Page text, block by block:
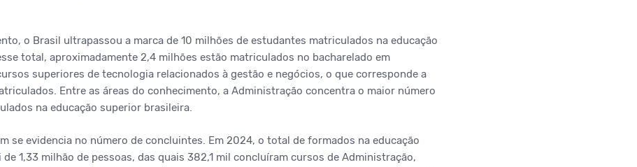
o Brasil ultrapassou a marca de 10 milhões de estudantes matriculados na educação
total, aproximadamente 2,4 milhões estão matriculados no bacharelado em
superiores de tecnologia relacionados à gestão e negócios, o que corresponde a
Entre as áreas do conhecimento, a Administração concentra o maior número
na educação superior brasileira.
se evidencia no número de concluintes. Em 2024, o total de formados na educação
1,33 milhão de pessoas, das quais 382,1 mil concluíram cursos de Administração,